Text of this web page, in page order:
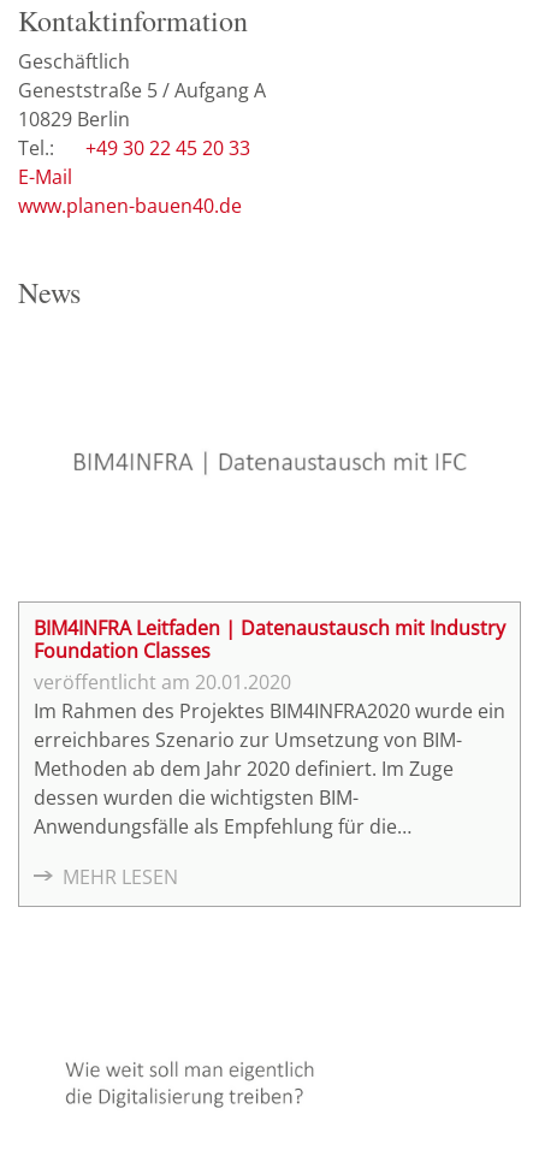
Kontaktinformation
Geschäftlich
Geneststraße 5 / Aufgang A
10829 Berlin
+49 30 22 45 20 33
E-Mail
www.planen-bauen40.de
News
BIM4INFRA Leitfaden | Datenaustausch mit Industry
Foundation Classes
20.01.2020
Im Rahmen des Projektes BIM4INFRA2020 wurde ein
erreichbares Szenario zur Umsetzung von BIM-
Methoden ab dem Jahr 2020 definiert. Im Zuge
dessen wurden die wichtigsten BIM-
Anwendungsfälle als Empfehlung für die
beschrieben. Teil 9 "Datenaustausch mit Industry
Foundation Classes" umfasst BIM4INFRA2020
MEHR LESEN